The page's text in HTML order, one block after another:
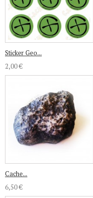
Sticker Geo...
2,00 €
Cache...
6,50 €